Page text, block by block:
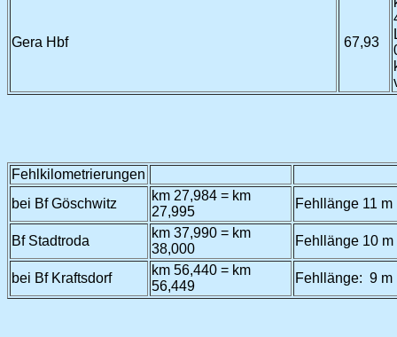
Gera Hbf 67,93
Fehlkilometrierungen
bei Bf Göschwitz
km 27,984 = km
27,995
Fehllänge 11
Bf Stadtroda
km 37,990 = km
38,000
Fehllänge 10
bei Bf Kraftsdorf
km 56,440 = km
56,449
Fehllänge: 9 m